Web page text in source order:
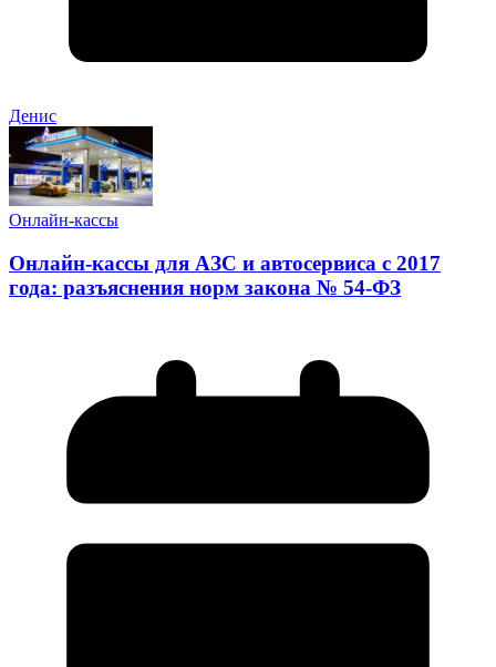
Денис
Онлайн-кассы
Онлайн-кассы для АЗС и автосервиса с 2017
года: разъяснения норм закона № 54-ФЗ